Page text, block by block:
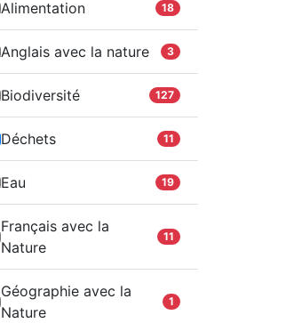
Alimentation 18
Anglais avec la nature 3
Biodiversité 127
Déchets 11
Eau 19
Français avec la
Nature
11
Géographie avec la
Nature
1